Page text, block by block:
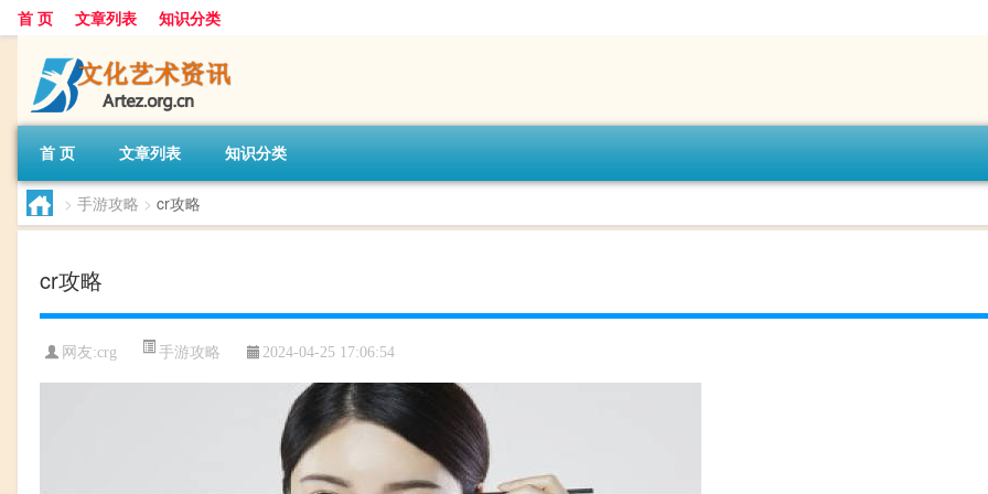
首 页 文章列表 知识分类
首 页 文章列表 知识分类
> 手游攻略 > cr攻略
cr攻略
网友:crg 手游攻略 2024-04-25 17:06:54